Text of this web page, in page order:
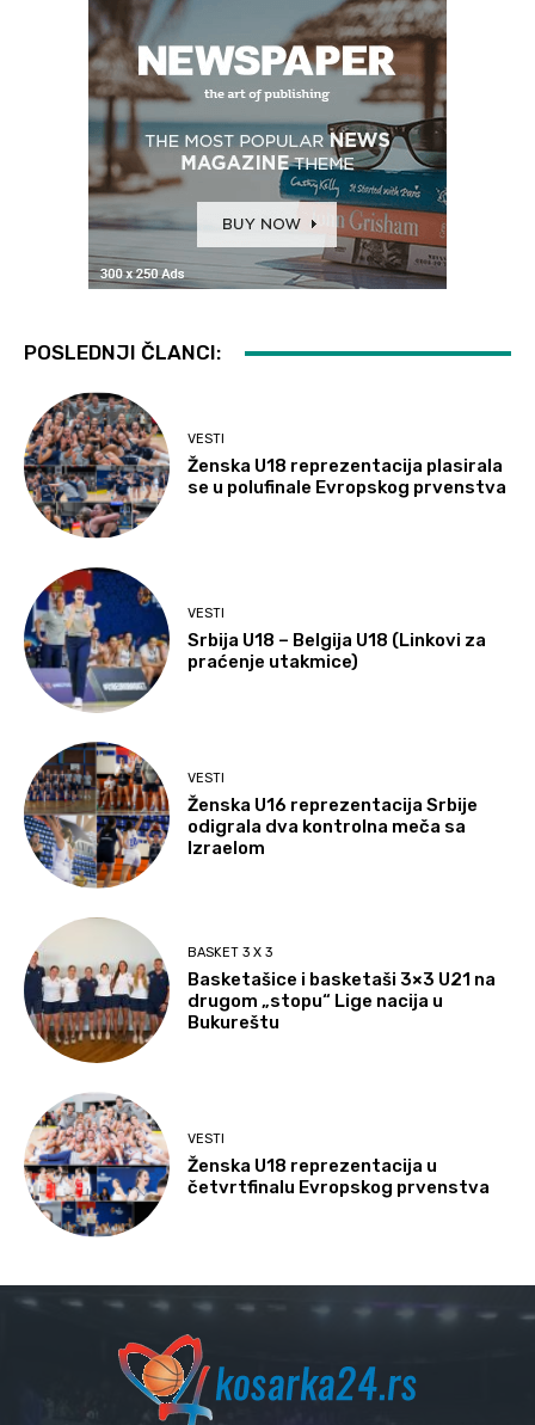
POSLEDNJI ČLANCI:
VESTI
Ženska U18 reprezentacija plasirala
se u polufinale Evropskog prvenstva
VESTI
Srbija U18 – Belgija U18 (Linkovi za
praćenje utakmice)
VESTI
Ženska U16 reprezentacija Srbije
odigrala dva kontrolna meča sa
Izraelom
BASKET 3 X 3
Basketašice i basketaši 3×3 U21 na
drugom „stopu“ Lige nacija u
Bukureštu
VESTI
Ženska U18 reprezentacija u
četvrtfinalu Evropskog prvenstva